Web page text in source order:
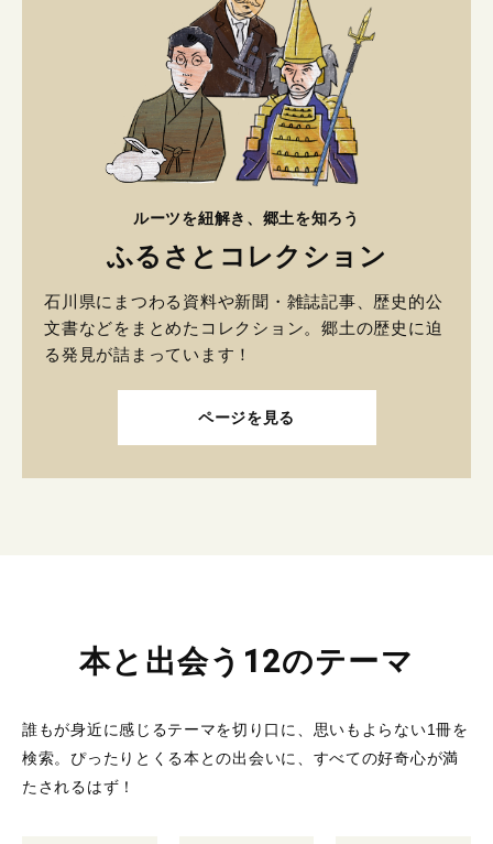
ルーツを紐解き、郷土を知ろう
ふるさとコレクション
石川県にまつわる資料や新聞・雑誌記事、歴史的公
文書などをまとめたコレクション。郷土の歴史に迫
る発見が詰まっています！
ページを見る
本と出会う12のテーマ
誰もが身近に感じるテーマを切り口に、思いもよらない1冊を
検索。 ぴったりとくる本との出会いに、すべての好奇心が満
たされるはず！